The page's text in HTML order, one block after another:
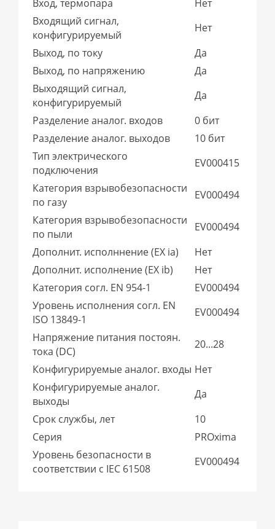
Вход, термопара
Нет
Входящий сигнал,
конфигурируемый
Нет
Выход, по току
Да
Выход, по напряжению
Да
Выходящий сигнал,
конфигурируемый
Да
Разделение аналог. входов
0 бит
Разделение аналог. выходов
10 бит
Тип электрического
подключения
EV000415
Категория взрывобезопасности
по газу
EV000494
Категория взрывобезопасности
по пыли
EV000494
Дополнит. исполннение (EX ia)
Нет
Дополнит. исполнение (EX ib)
Нет
Категория согл. EN 954-1
EV000494
Уровень исполнения согл. EN
ISO 13849-1
EV000494
Напряжение питания постоян.
тока (DC)
20...28
Конфигурируемые аналог. входы Нет
Конфигурируемые аналог.
выходы
Да
Срок службы, лет
10
Серия
PROxima
Уровень безопасности в
соответствии с IEC 61508
EV000494